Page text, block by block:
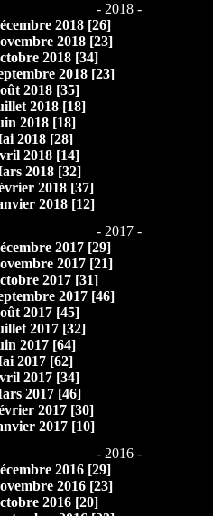
- 2018 -
2018 [26]
2018 [23]
2018 [34]
2018 [23]
2018 [35]
2018 [18]
2018 [18]
2018 [28]
2018 [14]
2018 [32]
2018 [37]
2018 [12]
- 2017 -
2017 [29]
2017 [21]
2017 [31]
2017 [46]
2017 [45]
2017 [32]
2017 [64]
2017 [62]
2017 [34]
2017 [46]
2017 [30]
2017 [10]
- 2016 -
2016 [29]
2016 [23]
2016 [20]